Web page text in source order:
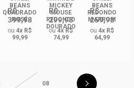
BEANS
QUADRADO
ROSÉ
R$
399,98
ou 4x R$
99,99
MICKEY
MOUSE
REDONDO
DOURADO
R$
299,98
ou4x R$
74,99
BEANS
REDONDO
MARROM
R$
259,98
ou 4x R$
64,99
08